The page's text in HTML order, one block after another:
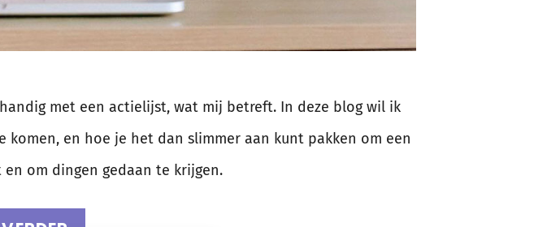
met een actielijst, wat mij betreft. In deze blog wil ik
en hoe je het dan slimmer aan kunt pakken om een
om dingen gedaan te krijgen.